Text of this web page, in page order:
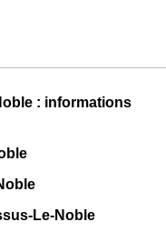
: informations
Le-Noble